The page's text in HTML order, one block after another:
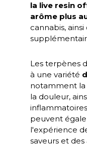
la live resin
arôme plus
cannabis,
Les terpènes
à une variété
notamment la
la douleur,
peuvent
l'expérience
saveurs et